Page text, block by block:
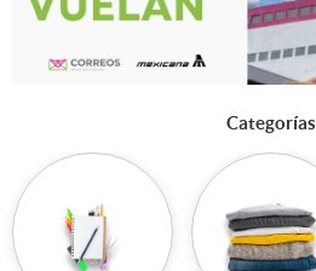
Categorías